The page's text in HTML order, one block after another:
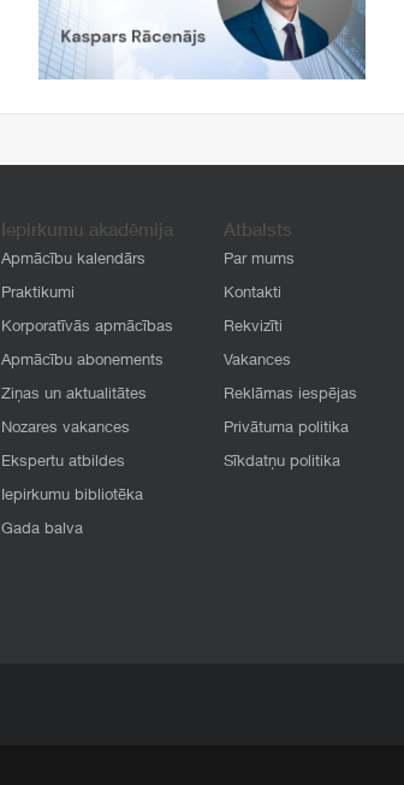
Iepirkumu akadēmija
Apmācību kalendārs
Praktikumi
Korporatīvās apmācības
Apmācību abonements
Ziņas un aktualitātes
Nozares vakances
Ekspertu atbildes
Iepirkumu bibliotēka
Gada balva
Atbalsts
Par mums
Kontakti
Rekvizīti
Vakances
Reklāmas iespējas
Privātuma politika
Sīkdatņu politika